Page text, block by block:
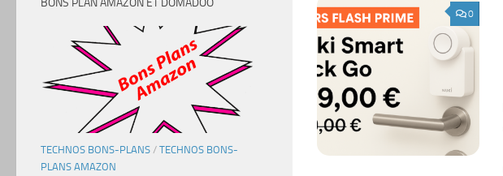
0
BONS PLAN AMAZON ET DOMADOO
TECHNOS BONS-PLANS / TECHNOS BONS-
PLANS AMAZON